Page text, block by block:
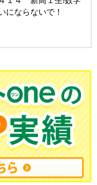
にならないで！